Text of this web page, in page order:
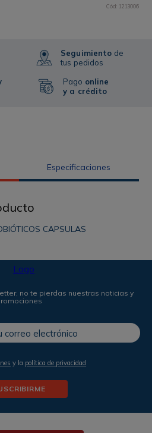
Cód: 1213006
Seguimiento de
tus pedidos
Pago online
y a crédito
Especificaciones
CAPSULAS
no te pierdas nuestras noticias y
y la política de privacidad